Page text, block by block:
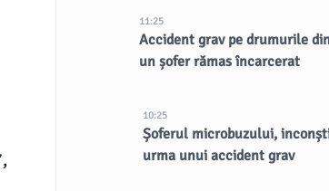
11:25
Accident grav pe drumurile
un șofer rămas încarcerat
10:25
Șoferul microbuzului,
urma unui accident grav